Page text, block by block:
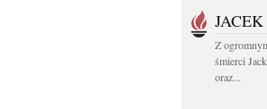
Z
śmierci
oraz...